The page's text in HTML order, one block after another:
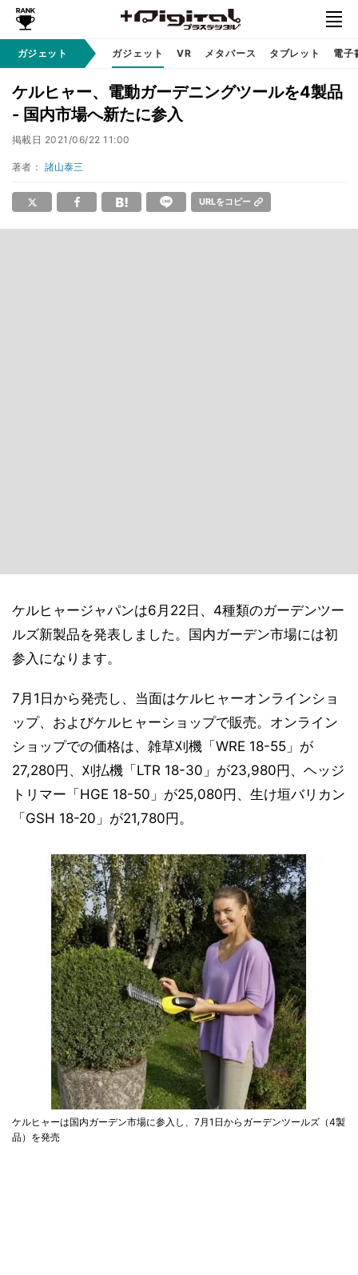
ガジェット ガジェット VR メタバース タブレット 電子
ケルヒャー、電動ガーデニングツールを4製品
- 国内市場へ新たに参入
掲載日 2021/06/22 11:00
著者： 諸山泰三
URLをコピー
ケルヒャージャパンは6月22日、4種類のガーデンツー
ルズ新製品を発表しました。国内ガーデン市場には初
参入になります。
7月1日から発売し、当面はケルヒャーオンラインショ
ップ、およびケルヒャーショップで販売。オンライン
ショップでの価格は、雑草刈機「WRE 18-55」が
27,280円、刈払機「LTR 18-30」が23,980円、ヘッジ
トリマー「HGE 18-50」が25,080円、生け垣バリカン
「GSH 18-20」が21,780円。
ケルヒャーは国内ガーデン市場に参入し、7月1日からガーデンツールズ（4製
品）を発売